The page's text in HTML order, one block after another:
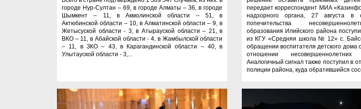
городе Нур-Султан – 69, в городе Алматы – 36, в городе
Шымкент – 11, в Акмолинской области – 51, в
Актюбинской области – 10, в Алматинской области – 9, в
Жетысуской области - 3, в Атырауской области – 21, в
ВКО – 11, в Абайской области - 4, в Жамбылской области
– 11, в ЗКО – 43, в Карагандинской области – 40, в
Улытауской области - 3,...
передает корреспондент МИА
надзорного органа, 27 августа в
попечительства
образования Илийского района
из КГУ «Средняя школа № 12» с.
обращении воспитателя детского дома
отношении несовершеннолетних
Аналогичный сигнал также поступил в
полиции района, куда обратившийся